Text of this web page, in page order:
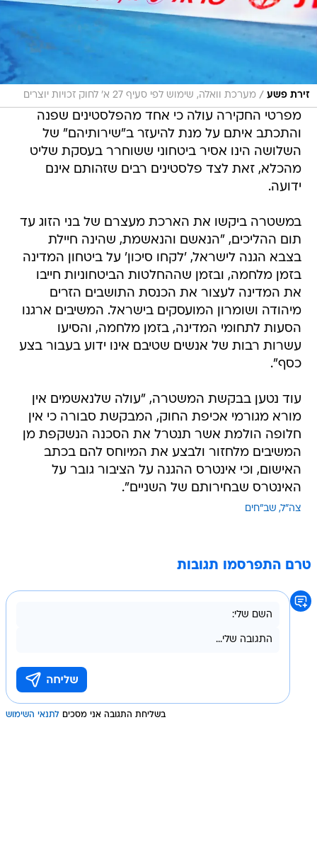
זירת פשע / מערכת וואלה, שימוש לפי סעיף 27 א' לחוק זכויות יוצרים
מפרטי החקירה עולה כי אחד מהפלסטינים שפנה
והתכתב איתם על מנת להיעזר ב"שירותיהם" של
השלושה הינו אסיר ביטחוני ששוחרר בעסקת שליט
מהכלא, זאת לצד פלסטינים רבים שזהותם אינם
ידועה.
במשטרה ביקשו את הארכת מעצרם של בני הזוג עד
תום ההליכים, "הנאשם והנאשמת, שהינה חיילת
בצבא הגנה לישראל, 'לקחו סיכון' על ביטחון המדינה
בזמן מלחמה, ובזמן שההחלטות הביטחוניות חייבו
את המדינה לעצור את הכנסת התושבים הזרים
מיהודה ושומרון המועסקים בישראל. המשיבים ארגנו
הסעות לתחומי המדינה, בזמן מלחמה, והסיעו
עשרות רבות של אנשים שטיבם אינו ידוע בעבור בצע
כסף".
עוד נטען בבקשת המשטרה, "עולה שלנאשמים אין
מורא מגורמי אכיפת החוק, המבקשת סבורה כי אין
חלופה הולמת אשר תנטרל את הסכנה הנשקפת מן
המשיבים מלחזור ולבצע את המיוחס להם בכתב
האישום, וכי אינטרס ההגנה על הציבור גובר על
האינטרס שבחירותם של השניים".
צה"ל שב"חים
טרם התפרסמו תגובות
בשליחת התגובה אני מסכים לתנאי השימוש